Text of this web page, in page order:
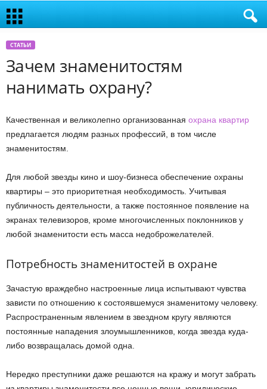
СТАТЬИ
Зачем знаменитостям
нанимать охрану?
Качественная и великолепно организованная охрана квартир
предлагается людям разных профессий, в том числе
знаменитостям.
Для любой звезды кино и шоу-бизнеса обеспечение охраны
квартиры – это приоритетная необходимость. Учитывая
публичность деятельности, а также постоянное появление на
экранах телевизоров, кроме многочисленных поклонников у
любой знаменитости есть масса недоброжелателей.
Потребность знаменитостей в охране
Зачастую враждебно настроенные лица испытывают чувства
зависти по отношению к состоявшемуся знаменитому человеку.
Распространенным явлением в звездном кругу являются
постоянные нападения злоумышленников, когда звезда куда-
либо возвращалась домой одна.
Нередко преступники даже решаются на кражу и могут забрать